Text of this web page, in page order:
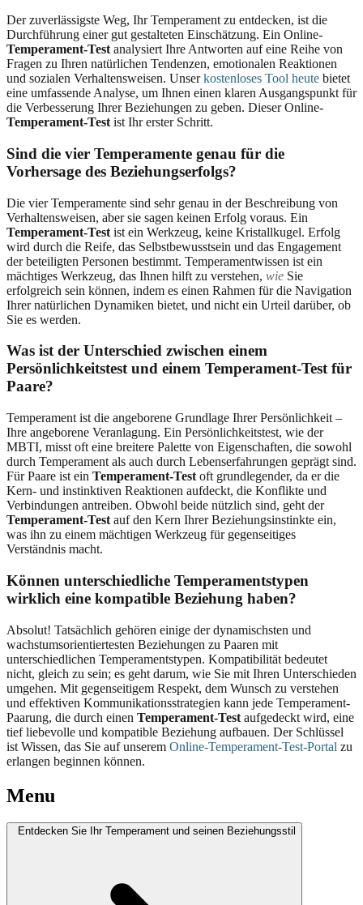
Der zuverlässigste Weg, Ihr Temperament zu entdecken, ist die
Durchführung einer gut gestalteten Einschätzung. Ein Online-
Temperament-Test analysiert Ihre Antworten auf eine Reihe von
Fragen zu Ihren natürlichen Tendenzen, emotionalen Reaktionen
und sozialen Verhaltensweisen. Unserkostenloses Tool heute bietet
eine umfassende Analyse, um Ihnen einen klaren Ausgangspunkt für
die Verbesserung Ihrer Beziehungen zu geben. Dieser Online-
Temperament-Test ist Ihr erster Schritt.
Sind die vier Temperamente genau für die
Vorhersage des Beziehungserfolgs?
Die vier Temperamente sind sehr genau in der Beschreibung von
Verhaltensweisen, aber sie sagen keinen Erfolg voraus. Ein
Temperament-Test ist ein Werkzeug, keine Kristallkugel. Erfolg
wird durch die Reife, das Selbstbewusstsein und das Engagement
der beteiligten Personen bestimmt. Temperamentwissen ist ein
mächtiges Werkzeug, das Ihnen hilft zu verstehen, wie Sie
erfolgreich sein können, indem es einen Rahmen für die Navigation
Ihrer natürlichen Dynamiken bietet, und nicht ein Urteil darüber, ob
Sie es werden.
Was ist der Unterschied zwischen einem
Persönlichkeitstest und einem Temperament-Test für
Paare?
Temperament ist die angeborene Grundlage Ihrer Persönlichkeit –
Ihre angeborene Veranlagung. Ein Persönlichkeitstest, wie der
MBTI, misst oft eine breitere Palette von Eigenschaften, die sowohl
durch Temperament als auch durch Lebenserfahrungen geprägt sind.
Für Paare ist ein Temperament-Test oft grundlegender, da er die
Kern- und instinktiven Reaktionen aufdeckt, die Konflikte und
Verbindungen antreiben. Obwohl beide nützlich sind, geht der
Temperament-Test auf den Kern Ihrer Beziehungsinstinkte ein,
was ihn zu einem mächtigen Werkzeug für gegenseitiges
Verständnis macht.
Können unterschiedliche Temperamentstypen
wirklich eine kompatible Beziehung haben?
Absolut! Tatsächlich gehören einige der dynamischsten und
wachstumsorientiertesten Beziehungen zu Paaren mit
unterschiedlichen Temperamentstypen. Kompatibilität bedeutet
nicht, gleich zu sein; es geht darum, wie Sie mit Ihren Unterschieden
umgehen. Mit gegenseitigem Respekt, dem Wunsch zu verstehen
und effektiven Kommunikationsstrategien kann jede Temperament-
Paarung, die durch einen Temperament-Test aufgedeckt wird, eine
tief liebevolle und kompatible Beziehung aufbauen. Der Schlüssel
ist Wissen, das Sie auf unserem Online-Temperament-Test-Portal zu
erlangen beginnen können.
Menu
Entdecken Sie Ihr Temperament und seinen Beziehungsstil